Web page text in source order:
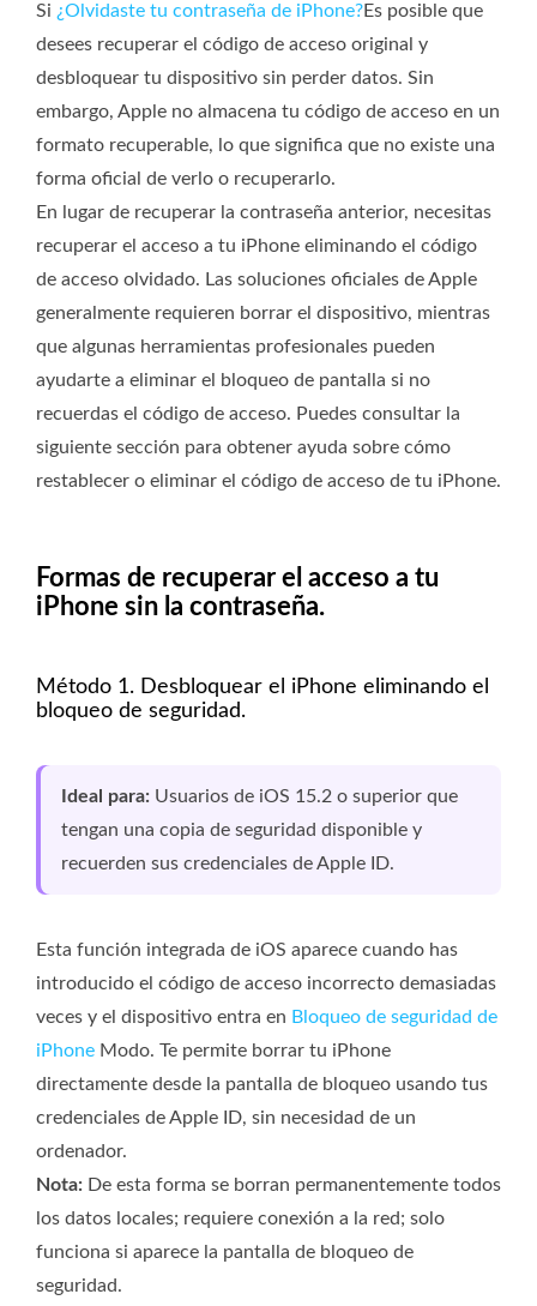
Si ¿Olvidaste tu contraseña de iPhone?Es posible que
desees recuperar el código de acceso original y
desbloquear tu dispositivo sin perder datos. Sin
embargo, Apple no almacena tu código de acceso en un
formato recuperable, lo que significa que no existe una
forma oficial de verlo o recuperarlo.
En lugar de recuperar la contraseña anterior, necesitas
recuperar el acceso a tu iPhone eliminando el código
de acceso olvidado. Las soluciones oficiales de Apple
generalmente requieren borrar el dispositivo, mientras
que algunas herramientas profesionales pueden
ayudarte a eliminar el bloqueo de pantalla si no
recuerdas el código de acceso. Puedes consultar la
siguiente sección para obtener ayuda sobre cómo
restablecer o eliminar el código de acceso de tu iPhone.
Formas de recuperar el acceso a tu
iPhone sin la contraseña.
Método 1. Desbloquear el iPhone eliminando el
bloqueo de seguridad.
Ideal para: Usuarios de iOS 15.2 o superior que
tengan una copia de seguridad disponible y
recuerden sus credenciales de Apple ID.
Esta función integrada de iOS aparece cuando has
introducido el código de acceso incorrecto demasiadas
veces y el dispositivo entra en Bloqueo de seguridad de
iPhone Modo. Te permite borrar tu iPhone
directamente desde la pantalla de bloqueo usando tus
credenciales de Apple ID, sin necesidad de un
ordenador.
Nota: De esta forma se borran permanentemente todos
los datos locales; requiere conexión a la red; solo
funciona si aparece la pantalla de bloqueo de
seguridad.